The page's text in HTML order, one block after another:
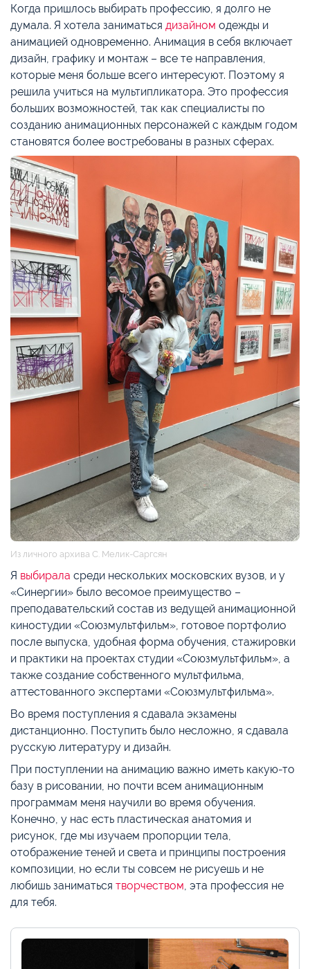
Когда пришлось выбирать профессию, я долго не
думала. Я хотела заниматься дизайном одежды и
анимацией одновременно. Анимация в себя включает
дизайн, графику и монтаж – все те направления,
которые меня больше всего интересуют. Поэтому я
решила учиться на мультипликатора. Это профессия
больших возможностей, так как специалисты по
созданию анимационных персонажей с каждым годом
становятся более востребованы в разных сферах.
Из личного архива С. Мелик-Саргсян
Я выбирала среди нескольких московских вузов, и у
«Синергии» было весомое преимущество –
преподавательский состав из ведущей анимационной
киностудии «Союзмультфильм», готовое портфолио
после выпуска, удобная форма обучения, стажировки
и практики на проектах студии «Союзмультфильм», а
также создание собственного мультфильма,
аттестованного экспертами «Союзмультфильма».
Во время поступления я сдавала экзамены
дистанционно. Поступить было несложно, я сдавала
русскую литературу и дизайн.
При поступлении на анимацию важно иметь какую-то
базу в рисовании, но почти всем анимационным
программам меня научили во время обучения.
Конечно, у нас есть пластическая анатомия и
рисунок, где мы изучаем пропорции тела,
отображение теней и света и принципы построения
композиции, но если ты совсем не рисуешь и не
любишь заниматься творчеством, эта профессия не
для тебя.